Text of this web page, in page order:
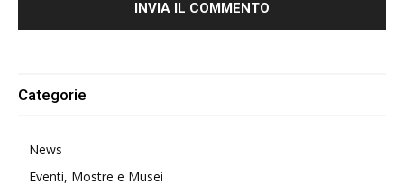
Categorie
News
Eventi, Mostre e Musei